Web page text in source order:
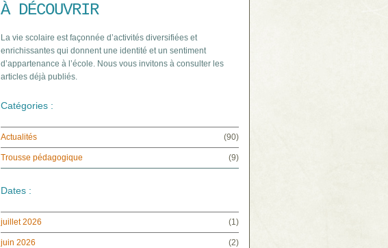
À DÉCOUVRIR
La vie scolaire est façonnée d’activités diversifiées et
enrichissantes qui donnent une identité et un sentiment
d’appartenance à l’école. Nous vous invitons à consulter les
articles déjà publiés.
Catégories :
Actualités (90)
Trousse pédagogique (9)
Dates :
juillet 2026 (1)
juin 2026 (2)